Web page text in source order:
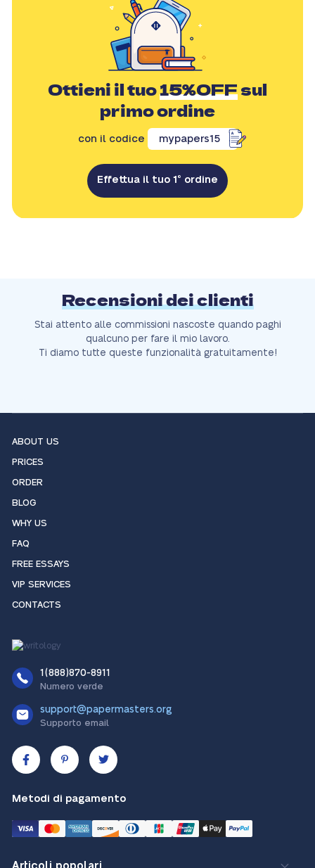
Ottieni il tuo15%OFFsul
primo ordine
con il codice mypapers15
Effettua il tuo 1° ordine
Recensioni dei clienti
Stai attento alle commissioni nascoste quando paghi
qualcuno per fare il mio lavoro.
Ti diamo tutte queste funzionalità gratuitamente!
ABOUT US
PRICES
ORDER
BLOG
WHY US
FAQ
FREE ESSAYS
VIP SERVICES
CONTACTS
1(888)870-8911
Numero verde
support@papermasters.org
Supporto email
Metodi di pagamento